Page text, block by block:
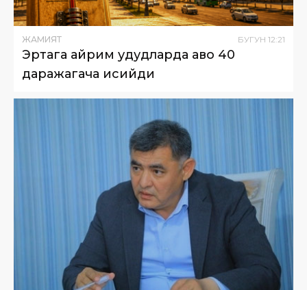
ЖАМИЯТ БУГУН 12:21
Эртага айрим ҳудудларда ҳаво 40
даражагача исийди